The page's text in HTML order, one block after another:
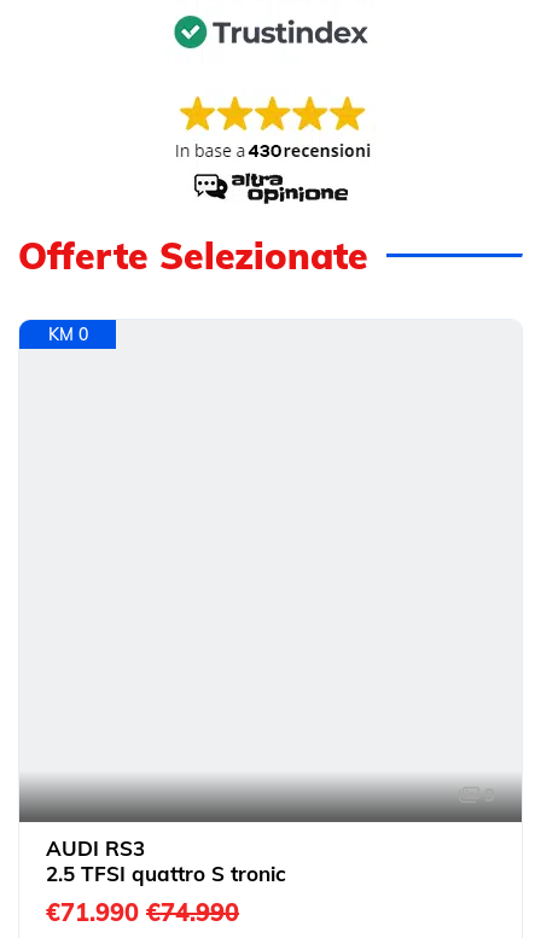
Offerte Selezionate
KM 0
9
AUDI RS3
2.5 TFSI quattro S tronic
€71.990 €74.990